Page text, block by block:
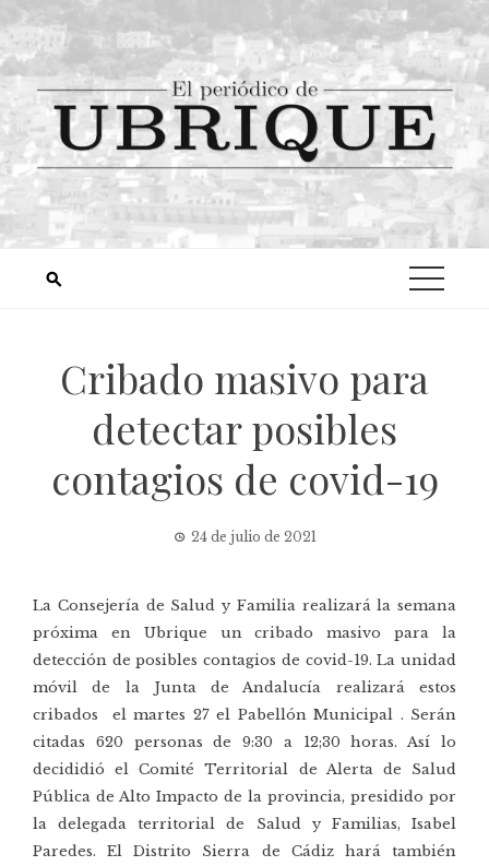
Cribado masivo para
detectar posibles
contagios de covid-19
24 de julio de 2021
La Consejería de Salud y Familia realizará la semana
próxima en Ubrique un cribado masivo para la
detección de posibles contagios de covid-19. La unidad
móvil de la Junta de Andalucía realizará estos
cribados el martes 27 el Pabellón Municipal . Serán
citadas 620 personas de 9:30 a 12;30 horas.Así lo
decididió el Comité Territorial de Alerta de Salud
Pública de Alto Impacto de la provincia, presidido por
la delegada territorial de Salud y Familias, Isabel
Paredes.El Distrito Sierra de Cádiz hará también